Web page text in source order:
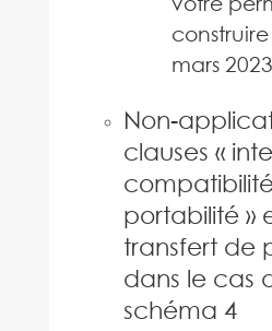
mars 2023
Non-
clauses «
compatibilité
portabilité »
transfert de
dans le cas
schéma 4